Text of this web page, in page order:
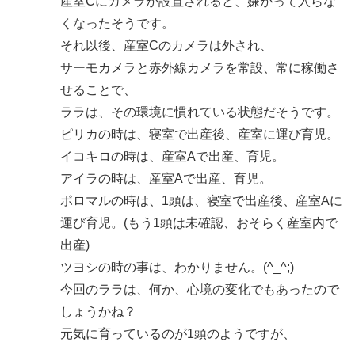
くなったそうです。
それ以後、産室Cのカメラは外され、
サーモカメラと赤外線カメラを常設、常に稼働さ
せることで、
ララは、その環境に慣れている状態だそうです。
ピリカの時は、寝室で出産後、産室に運び育児。
イコキロの時は、産室Aで出産、育児。
アイラの時は、産室Aで出産、育児。
ポロマルの時は、1頭は、寝室で出産後、産室Aに
運び育児。(もう1頭は未確認、おそらく産室内で
出産)
ツヨシの時の事は、わかりません。(^_^;)
今回のララは、何か、心境の変化でもあったので
しょうかね？
元気に育っているのが1頭のようですが、